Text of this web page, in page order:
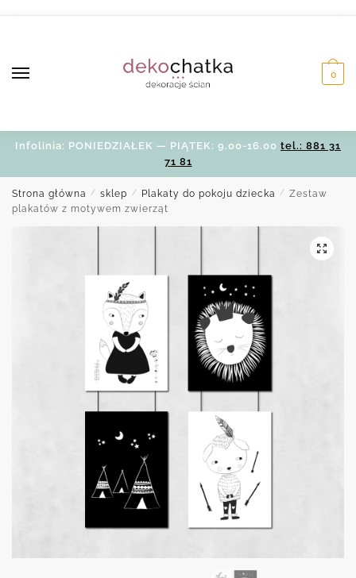
0
Infolinia: PONIEDZIAŁEK — PIĄTEK: 9.00-16.00 tel.: 881 31
71 81
Strona główna / sklep / Plakaty do pokoju dziecka / Zestaw
plakatów z motywem zwierząt